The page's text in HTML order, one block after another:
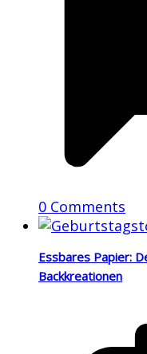
0 Comments
Essbares Papier:
Backkreationen